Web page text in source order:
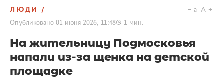
ЛЮДИ
Опубликовано 01 июня 2026, 11:48 1 мин.
a A
На жительницу Подмосковья
напали из-за щенка на детской
площадке